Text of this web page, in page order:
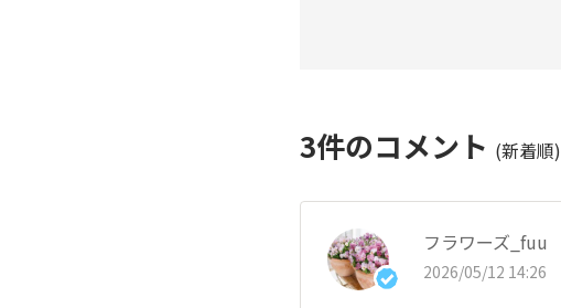
3件のコメント (新着順)
フラワーズ_fuu
2026/05/12 14:26